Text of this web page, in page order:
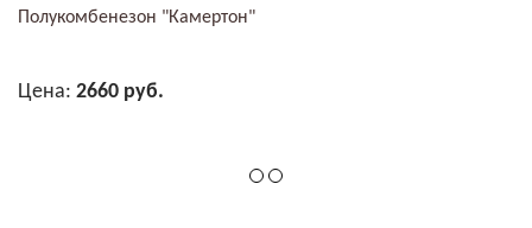
Полукомбенезон "Камертон"
Цена: 2660 руб.